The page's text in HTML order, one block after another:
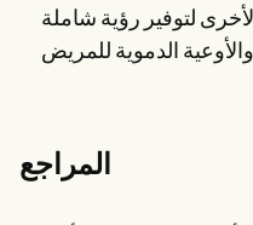
لتوفير رؤية شاملة
المراجع